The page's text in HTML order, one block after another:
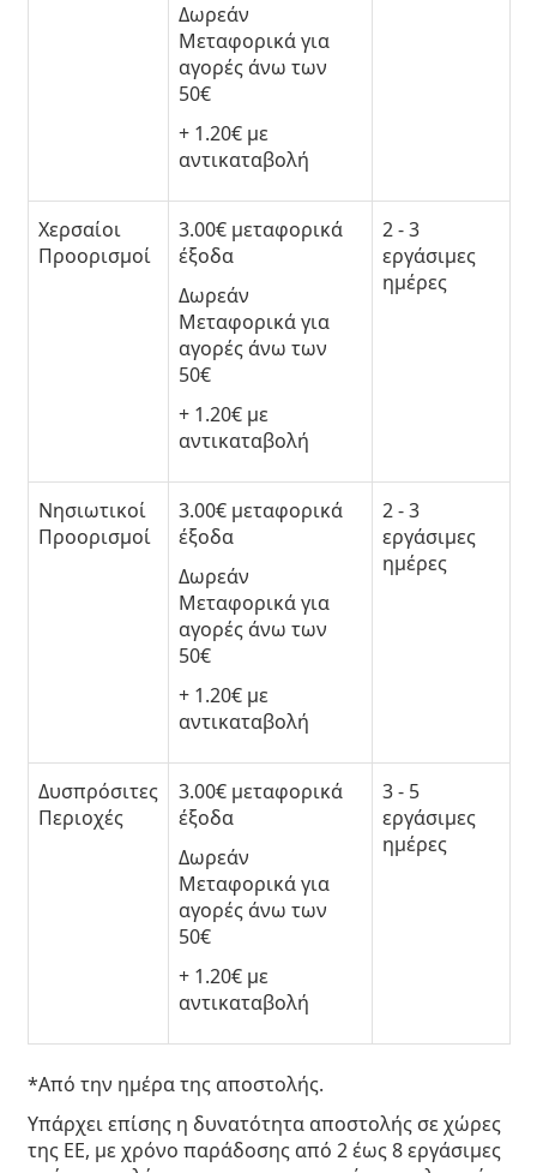
Δωρεάν
Μεταφορικάγια
αγορές άνω των
50€
+ 1.20€ με
αντικαταβολή
Χερσαίοι
Προορισμοί
3.00€ μεταφορικά
έξοδα
Δωρεάν
Μεταφορικάγια
αγορές άνω των
50€
+ 1.20€ με
αντικαταβολή
2 - 3
εργάσιμες
ημέρες
Νησιωτικοί
Προορισμοί
3.00€ μεταφορικά
έξοδα
Δωρεάν
Μεταφορικάγια
αγορές άνω των
50€
+ 1.20€ με
αντικαταβολή
2 - 3
εργάσιμες
ημέρες
Δυσπρόσιτες
Περιοχές
3.00€ μεταφορικά
έξοδα
Δωρεάν
Μεταφορικάγια
αγορές άνω των
50€
+ 1.20€ με
αντικαταβολή
3 - 5
εργάσιμες
ημέρες
*Από την ημέρα της αποστολής.
Υπάρχει επίσης η δυνατότητα αποστολής σεχώρες
της ΕΕ, με χρόνο παράδοσης από 2 έως 8 εργάσιμες